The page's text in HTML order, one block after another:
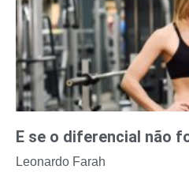
E se o diferencial não
Leonardo Farah